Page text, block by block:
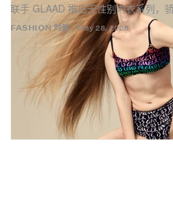
FASHION 时装
联手 GLAAD 推出无性别内衣系列，
May 28, 2026